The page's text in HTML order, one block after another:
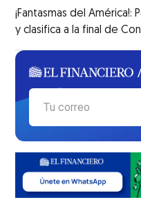
¡Fantasmas del América!:
y clasifica a la final de